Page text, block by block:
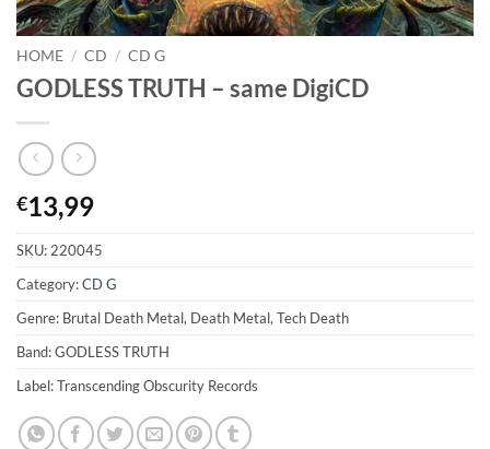
HOME / CD / CD G
GODLESS TRUTH – same DigiCD
€13,99
SKU: 220045
Category:CD G
Genre: Brutal Death Metal, Death Metal, Tech Death
Band: GODLESS TRUTH
Label: Transcending Obscurity Records